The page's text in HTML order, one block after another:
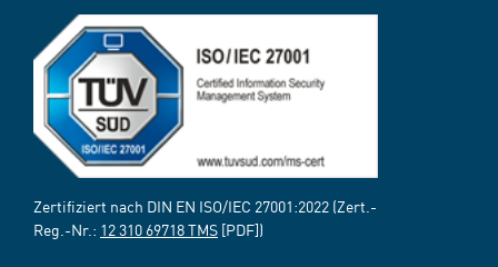
Zertifiziert nach DIN EN ISO/IEC 27001:2022 (Zert.-
Reg.-Nr.: 12 310 69718 TMS [PDF])